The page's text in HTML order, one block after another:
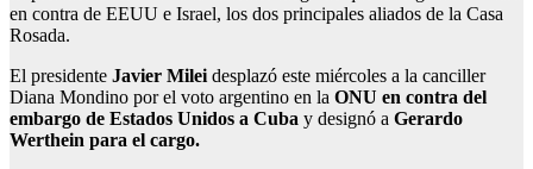
en contra de EEUU e Israel, los dos principales aliados de la Casa
Rosada.
El presidente Javier Milei desplazó este miércoles a la canciller
Diana Mondino por el voto argentino en la ONU en contra del
embargo de Estados Unidos a Cuba y designó a Gerardo
Werthein para el cargo.